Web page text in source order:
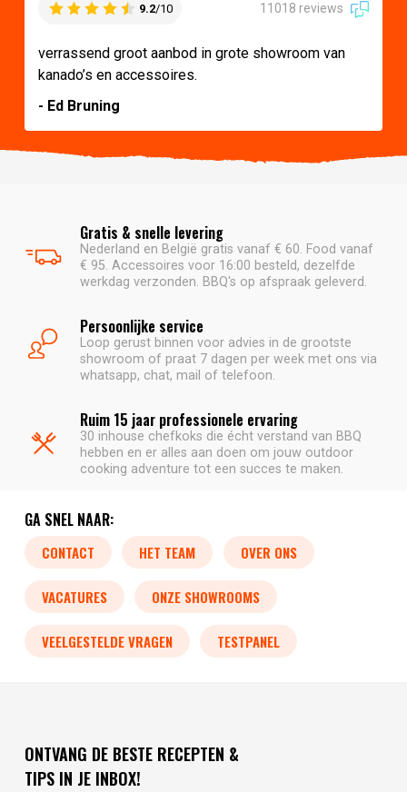
9.2/10 11018 reviews
verrassend groot aanbod in grote showroom van
kanado’s en accessoires.
- Ed Bruning
Gratis & snelle levering
Nederland en België gratis vanaf € 60. Food vanaf
€ 95. Accessoires voor 16:00 besteld, dezelfde
werkdag verzonden. BBQ's op afspraak geleverd.
Persoonlijke service
Loop gerust binnen voor advies in de grootste
showroom of praat 7 dagen per week met ons via
whatsapp, chat, mail of telefoon.
Ruim 15 jaar professionele ervaring
30 inhouse chefkoks die écht verstand van BBQ
hebben en er alles aan doen om jouw outdoor
cooking adventure tot een succes te maken.
GA SNEL NAAR:
CONTACT HET TEAM OVER ONS
VACATURES ONZE SHOWROOMS
VEELGESTELDE VRAGEN TESTPANEL
ONTVANG DE BESTE RECEPTEN &
TIPS IN JE INBOX!